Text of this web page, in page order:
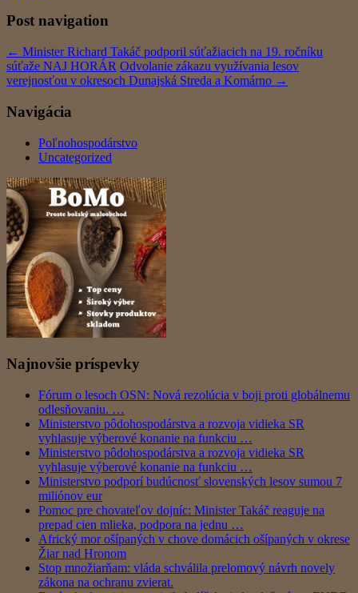
Post navigation
← Minister Richard Takáč podporil súťažiacich na 19. ročníku
súťaže NAJ HORÁR Odvolanie zákazu využívania lesov
verejnosťou v okresoch Dunajská Streda a Komárno →
Navigácia
Poľnohospodárstvo
Uncategorized
Najnovšie príspevky
Fórum o lesoch OSN: Nová rezolúcia v boji proti globálnemu
odlesňovaniu. …
Ministerstvo pôdohospodárstva a rozvoja vidieka SR
vyhlasuje výberové konanie na funkciu …
Ministerstvo pôdohospodárstva a rozvoja vidieka SR
vyhlasuje výberové konanie na funkciu …
Ministerstvo podporí budúcnosť slovenských lesov sumou 7
miliónov eur
Pomoc pre chovateľov dojníc: Minister Takáč reaguje na
prepad cien mlieka, podpora na jednu …
Africký mor ošípaných v chove domácich ošípaných v okrese
Žiar nad Hronom
Stop množiarňam: vláda schválila prelomový návrh novely
zákona na ochranu zvierat.